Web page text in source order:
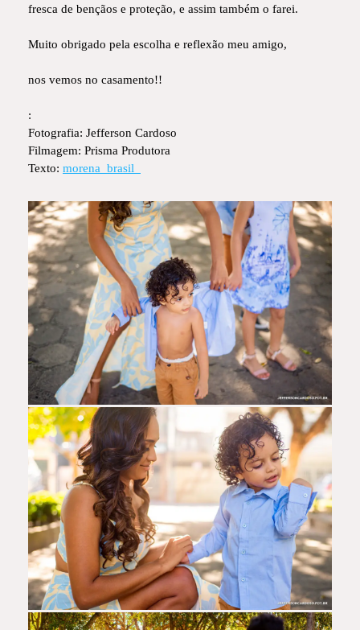
fresca de bençãos e proteção, e assim também o farei.
Muito obrigado pela escolha e reflexão meu amigo,
nos vemos no casamento!!
:
Fotografia: Jefferson Cardoso
Filmagem: Prisma Produtora
Texto: morena_brasil_